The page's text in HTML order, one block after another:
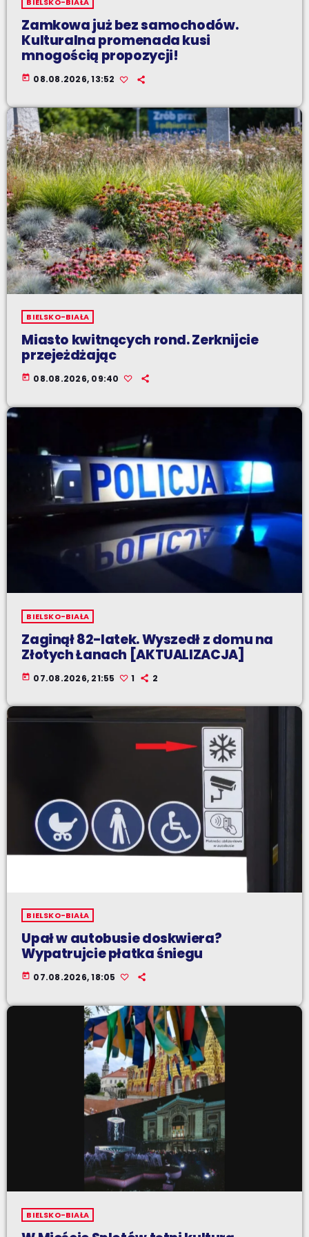
BIELSKO-BIAŁA
Zamkowa już bez samochodów.
Kulturalna promenada kusi
mnogością propozycji!
today 08.08.2026, 13:52
BIELSKO-BIAŁA
Miasto kwitnących rond. Zerknijcie
przejeżdżając
today 08.08.2026, 09:40
BIELSKO-BIAŁA
Zaginął 82-latek. Wyszedł z domu na
Złotych Łanach [AKTUALIZACJA]
today 07.08.2026, 21:55 1 2
BIELSKO-BIAŁA
Upał w autobusie doskwiera?
Wypatrujcie płatka śniegu
today 07.08.2026, 18:05
BIELSKO-BIAŁA